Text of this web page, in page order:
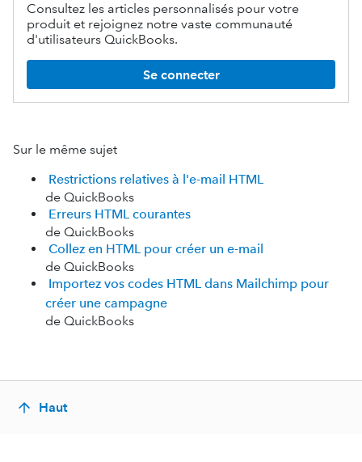
Consultez les articles personnalisés pour votre
produit et rejoignez notre vaste communauté
d'utilisateurs QuickBooks.
Se connecter
Sur le même sujet
Restrictions relatives à l'e-mail HTML
de QuickBooks
Erreurs HTML courantes
de QuickBooks
Collez en HTML pour créer un e-mail
de QuickBooks
Importez vos codes HTML dans Mailchimp pour
créer une campagne
de QuickBooks
Haut